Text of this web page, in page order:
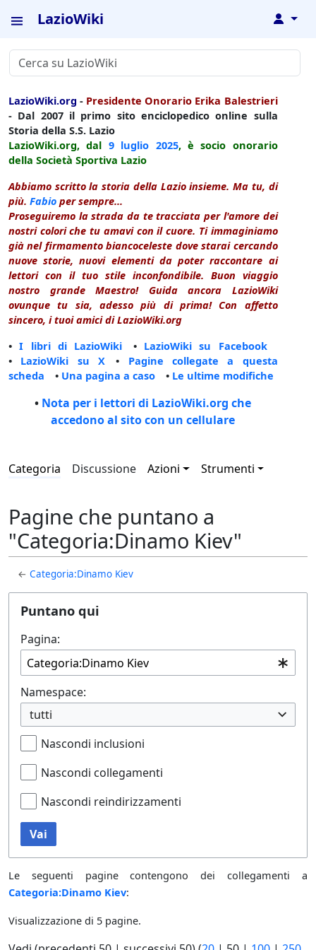
LazioWiki ↓
LazioWiki.org - Presidente Onorario Erika Balestrieri
- Dal 2007 il primo sito enciclopedico online sulla
Storia della S.S. Lazio
LazioWiki.org, dal 9 luglio 2025, è socio onorario
della Società Sportiva Lazio
Abbiamo scritto la storia della Lazio insieme. Ma tu, di
più. Fabio per sempre...
Proseguiremo la strada da te tracciata per l'amore dei
nostri colori che tu amavi con il cuore. Ti immaginiamo
già nel firmamento biancoceleste dove starai cercando
nuove storie, nuovi elementi da poter raccontare ai
lettori con il tuo stile inconfondibile. Buon viaggio
nostro grande Maestro! Guida ancora LazioWiki
ovunque tu sia, adesso più di prima! Con affetto
sincero, i tuoi amici di LazioWiki.org
•I libri di LazioWiki • LazioWiki su Facebook
• LazioWiki su X • Pagine collegate a questa
scheda • Una pagina a caso • Le ultime modifiche
• Nota per i lettori di LazioWiki.org che
accedono al sito con un cellulare
Categoria Discussione Azioni Strumenti
Pagine che puntano a
"Categoria:Dinamo Kiev"
←Categoria:Dinamo Kiev
Puntano qui
Pagina:
Namespace:
tutti
Nascondi inclusioni
Nascondi collegamenti
Nascondi reindirizzamenti
Vai
Le seguenti pagine contengono dei collegamenti a
Categoria:Dinamo Kiev:
Visualizzazione di 5 pagine.